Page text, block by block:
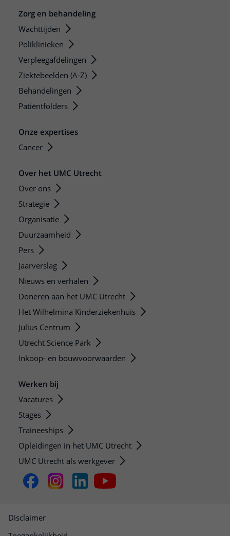
Zorg en behandeling
Wachttijden
Poliklinieken
Verpleegafdelingen
Ziektebeelden (A-Z)
Behandelingen
Patiëntfolders
Onze expertises
Cancer
Over het UMC Utrecht
Over ons
Strategie
Organisatie
Duurzaamheid
Pers
Jaarverslag
Nieuws en verhalen
Doneren aan het UMC Utrecht
Het Wilhelmina Kinderziekenhuis
Julius Centrum
Utrecht Science Park
Inkoop- en bouwvoorwaarden
Werken bij
Vacatures
Stages
Traineeships
Opleidingen in het UMC Utrecht
UMC Utrecht als werkgever
Disclaimer